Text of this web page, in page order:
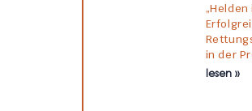
„Helden
in der
lesen »